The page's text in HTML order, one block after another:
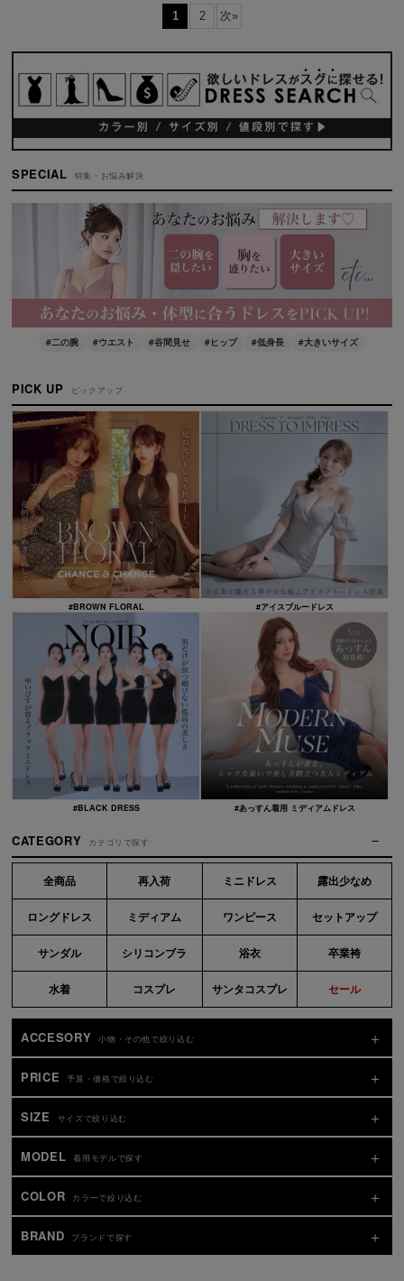
1 2 次»
SPECIAL 特集・お悩み解決
#二の腕 #ウエスト #谷間見せ #ヒップ #低身長 #大きいサイズ
PICK UP ピックアップ
#BROWN FLORAL #アイスブルードレス
#BLACK DRESS #あっすん着用 ミディアムドレス
CATEGORY カテゴリで探す
全商品 再入荷 ミニドレス 露出少なめ
ロングドレス ミディアム ワンピース セットアップ
サンダル シリコンブラ 浴衣 卒業袴
水着 コスプレ サンタコスプレ セール
ACCESORY 小物・その他で絞り込む
PRICE 予算・価格で絞り込む
SIZE サイズで絞り込む
MODEL 着用モデルで探す
COLOR カラーで絞り込む
BRAND ブランドで探す